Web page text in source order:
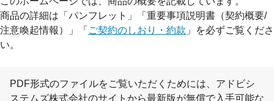
商品の詳細は「パンフレット」「重要事項説明書（契約概要/
注意喚起情報）」「 ご契約のしおり・約款 」を必ずご覧くださ
い。
PDF形式のファイルをご覧いただくためには、アドビシ
ステムズ株式会社のサイトから最新版が無償で入手可能な